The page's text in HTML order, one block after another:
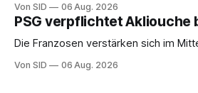
Von SID 06 Aug. 2026
PSG verpflichtet Akliouche
Die Franzosen verstärken sich im
Von SID 06 Aug. 2026